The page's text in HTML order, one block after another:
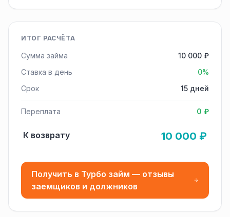
ИТОГ РАСЧЁТА
Сумма займа
10 000 ₽
Ставка в день
0%
Срок
15 дней
Переплата 0 ₽
К возврату 10 000 ₽
Получить в Турбо займ — отзывы
заемщиков и должников